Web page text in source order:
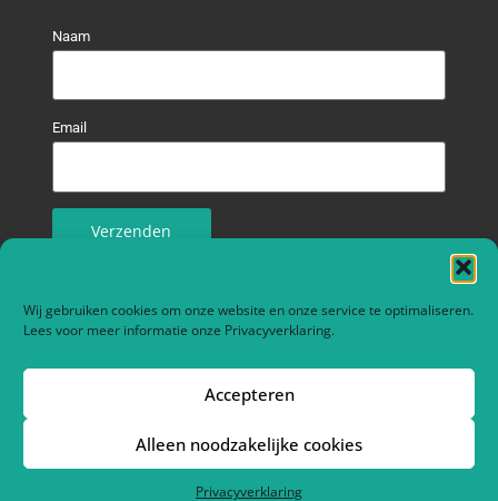
Wij gebruiken cookies om onze website en onze service te optimaliseren.
Lees voor meer informatie onze Privacyverklaring.
Accepteren
Alleen noodzakelijke cookies
Privacyverklaring
Naam
Email
Verzenden
Contact info
Meidoornstraat 3F
2861 VH BERGAMBACHT
administratiekantoorverwaal.leafz.eu